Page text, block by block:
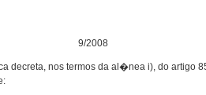
decreta, nos termos da al�nea i), do